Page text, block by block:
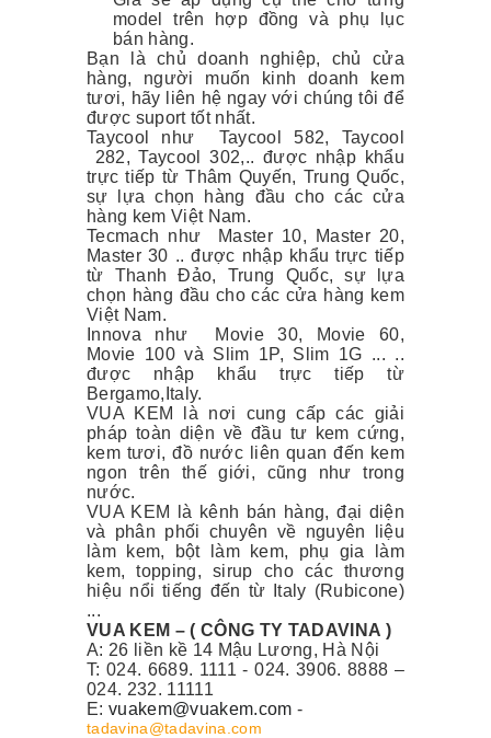
model trên hợp đồng và phụ lục
bán hàng.
Bạn là chủ doanh nghiệp, chủ cửa
hàng, người muốn kinh doanh kem
tươi, hãy liên hệ ngay với chúng tôi để
được suport tốt nhất.
Taycool như Taycool 582, Taycool
282, Taycool 302,.. được nhập khẩu
trực tiếp từ Thâm Quyến, Trung Quốc,
sự lựa chọn hàng đầu cho các cửa
hàng kem Việt Nam.
Tecmach như Master 10, Master 20,
Master 30 .. được nhập khẩu trực tiếp
từ Thanh Đảo, Trung Quốc, sự lựa
chọn hàng đầu cho các cửa hàng kem
Việt Nam.
Innova như Movie 30, Movie 60,
Movie 100 và Slim 1P, Slim 1G ... ..
được nhập khẩu trực tiếp từ
Bergamo,Italy.
VUA KEM là nơi cung cấp các giải
pháp toàn diện về đầu tư kem cứng,
kem tươi, đồ nước liên quan đến kem
ngon trên thế giới, cũng như trong
nước.
VUA KEM là kênh bán hàng, đại diện
và phân phối chuyên về nguyên liệu
làm kem, bột làm kem, phụ gia làm
kem, topping, sirup cho các thương
hiệu nổi tiếng đến từ Italy (Rubicone)
...
VUA KEM – ( CÔNG TY TADAVINA )
A: 26 liền kề 14 Mậu Lương, Hà Nội
T: 024. 6689. 1111 - 024. 3906. 8888 –
024. 232. 11111
E: vuakem@vuakem.com -
tadavina@tadavina.com